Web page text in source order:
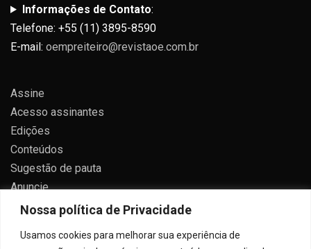
Nossa política de Privacidade
Usamos cookies para melhorar sua experiência de
Informações de Contato:
Telefone: +55 (11) 3895-8590
E-mail: oempreiteiro@revistaoe.com.br
Assine
Acesso assinantes
Edições
Conteúdos
Sugestão de pauta
Anuncie
Contato